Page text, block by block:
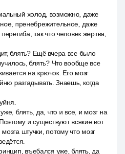
холод, возможно, даже
пренебрежительное, даже
так что человек жертва,
блять? Ещё вчера все было
блять? Что вообще все
на крючок. Его мозг
разгадывать. Знаешь, когда
блять, да, что и все, и мозг на
и существуют всякие вот
штучки, потому что мозг
въебался уже, блять, да